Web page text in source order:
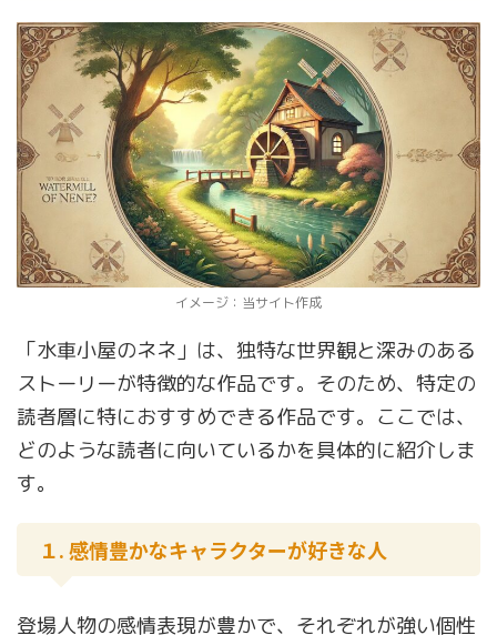
イメージ：当サイト作成
「水車小屋のネネ」は、独特な世界観と深みのある
ストーリーが特徴的な作品です。そのため、特定の
読者層に特におすすめできる作品です。ここでは、
どのような読者に向いているかを具体的に紹介しま
す。
１. 感情豊かなキャラクターが好きな人
登場人物の感情表現が豊かで、それぞれが強い個性